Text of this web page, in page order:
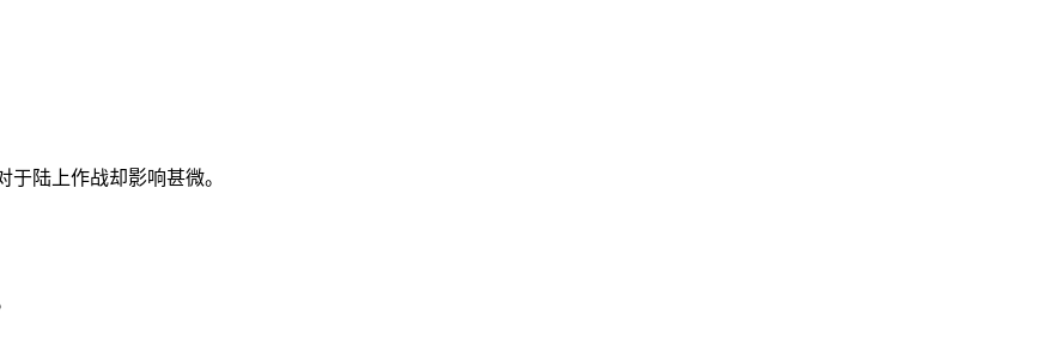
陆上作战却影响甚微。